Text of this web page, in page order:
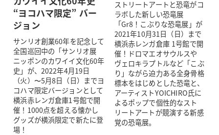
“ヨコハマ限定” バー
ジョン
サンリオ創業60年を記念して
全国巡回中の「サンリオ展
ニッポンのカワイイ文化60年
史」が、2022年4月19日
（火）〜5月8日（日）までヨ
コハマ限定バージョンとして
横浜赤レンガ倉庫1号館で開
催！1000点を超える懐かし
グッズが横浜限定で新たに登
場！
ストリートアートと恐竜がコ
ラボした新しい恐竜展
「Gr8！こぶりな恐竜展」が
2021年10月31日（日）まで
横浜赤レンガ倉庫 1号館で開
催！ドロマエオサウルスや
ヴェロキラプトルなど「こぶ
り」ながら迫力ある全身骨格
標本をはじめとした恐竜と、
アーティストYOICHIRO氏に
よるポップで個性的なスト
リートアートが競演する新感
覚の恐竜展。